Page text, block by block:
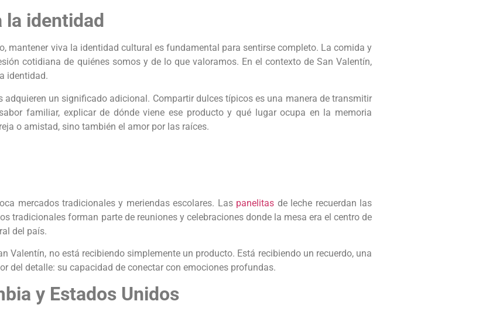
identidad
mantener viva la identidad cultural es fundamental para sentirse completo. La comida y
cotidiana de quiénes somos y de lo que valoramos. En el contexto de San Valentín,
identidad.
un significado adicional. Compartir dulces típicos es una manera de transmitir
familiar, explicar de dónde viene ese producto y qué lugar ocupa en la memoria
o amistad, sino también el amor por las raíces.
mercados tradicionales y meriendas escolares. Las panelitas de leche recuerdan las
tradicionales forman parte de reuniones y celebraciones donde la mesa era el centro de
del país.
Valentín, no está recibiendo simplemente un producto. Está recibiendo un recuerdo, una
del detalle: su capacidad de conectar con emociones profundas.
y Estados Unidos